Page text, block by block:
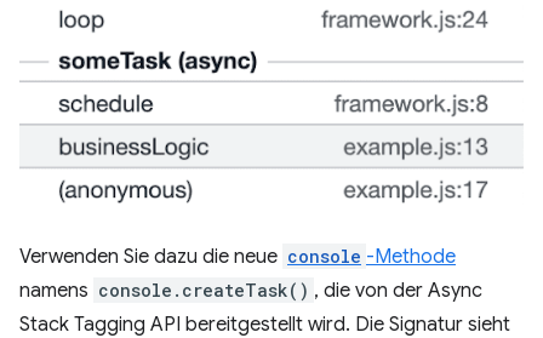
Verwenden Sie dazu die neue console -Methode
namens console.createTask() , die von der Async
Stack Tagging API bereitgestellt wird. Die Signatur sieht